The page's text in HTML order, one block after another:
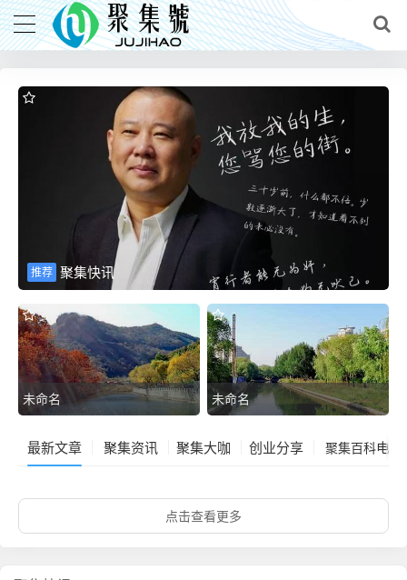
推荐 聚集快讯
未命名 未命名
最新文章 聚集资讯 聚集大咖 创业分享 聚集百科电
点击查看更多